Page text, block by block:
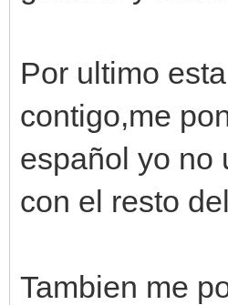
Por ultimo
contigo,me
español yo no
con el resto
Tambien me